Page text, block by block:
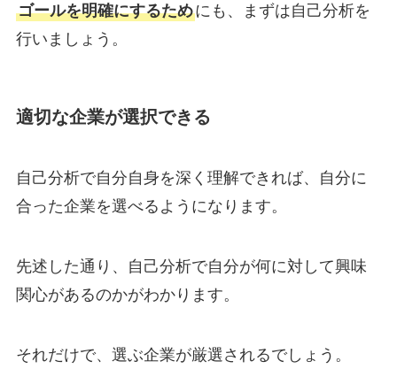
ゴールを明確にするためにも、まずは自己分析を
行いましょう。
適切な企業が選択できる
自己分析で自分自身を深く理解できれば、自分に
合った企業を選べるようになります。
先述した通り、自己分析で自分が何に対して興味
関心があるのかがわかります。
それだけで、選ぶ企業が厳選されるでしょう。